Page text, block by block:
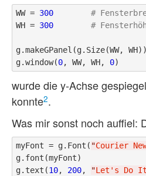
WW = 300
#
WH = 300 #
g.makeGPanel(g.Size(WW, WH))
g.window(0, WW, WH, 0
wurde die y-Achse
konnte2.
Was mir sonst noch auffiel:
myFont = g.Font( "Courier
g.font(myFont)
g.text(10, 200, "Let's Do